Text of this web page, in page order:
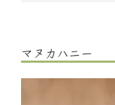
マヌカハニー